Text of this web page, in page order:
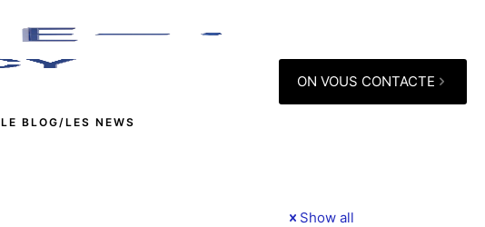
LE BLOG/LES NEWS
ON VOUS CONTACTE
Show all